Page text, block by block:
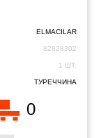
ELMACILAR
82828302
1 ШТ.
ТУРЕЧЧИНА
0